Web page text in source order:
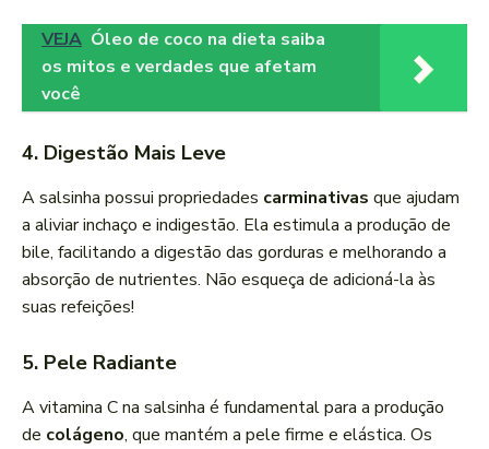
VEJA Óleo de coco na dieta saiba
os mitos e verdades que afetam
você
4. Digestão Mais Leve
A salsinha possui propriedades carminativas que ajudam
a aliviar inchaço e indigestão. Ela estimula a produção de
bile, facilitando a digestão das gorduras e melhorando a
absorção de nutrientes. Não esqueça de adicioná-la às
suas refeições!
5. Pele Radiante
A vitamina C na salsinha é fundamental para a produção
de colágeno, que mantém a pele firme e elástica. Os